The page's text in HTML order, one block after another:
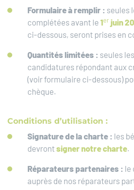
Formulaire à remplir : seules
complétées avant le 1er juin
ci-dessous, seront prises en
Quantités limitées : seules
candidatures répondant aux
(voir formulaire ci-dessous)
chèque.
Conditions d’utilisation :
Signature de la charte : les
devront signer notre charte.
Réparateurs partenaires : le
auprès de nos réparateurs